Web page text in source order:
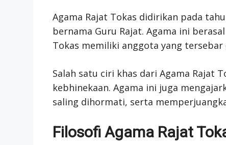
Agama Rajat Tokas didirikan pada
bernama Guru Rajat. Agama ini
Tokas memiliki anggota yang tersebar
Salah satu ciri khas dari Agama Rajat
kebhinekaan. Agama ini juga
saling dihormati, serta
Filosofi Agama Rajat